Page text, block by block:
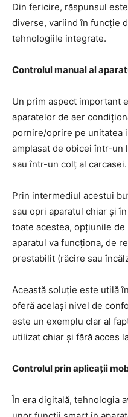
Din fericire, răspunsul
diverse, variind în funcție
tehnologiile integrate.
Controlul manual al
Un prim aspect important
aparatelor de aer
pornire/oprire pe unitatea
amplasat de obicei într-un
sau într-un colț al carcasei.
Prin intermediul acestui
sau opri aparatul chiar și
toate acestea, opțiunile
aparatul va funcționa, de
prestabilit (răcire sau
Această soluție este utilă
oferă același nivel de
este un exemplu clar al
utilizat chiar și fără acces
Controlul prin aplicații
În era digitală, tehnologia